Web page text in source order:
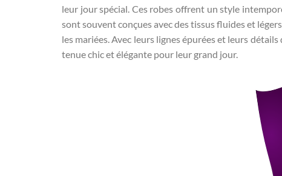
leur jour spécial. Ces robes offrent un style
sont souvent conçues avec des tissus fluides et
les mariées. Avec leurs lignes épurées et leurs
tenue chic et élégante pour leur grand jour.